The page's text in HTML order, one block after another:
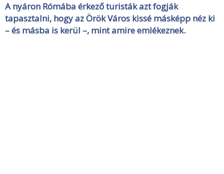
A nyáron Rómába érkező turisták azt fogják
tapasztalni, hogy az Örök Város kissé másképp néz ki
– és másba is kerül –, mint amire emlékeznek.